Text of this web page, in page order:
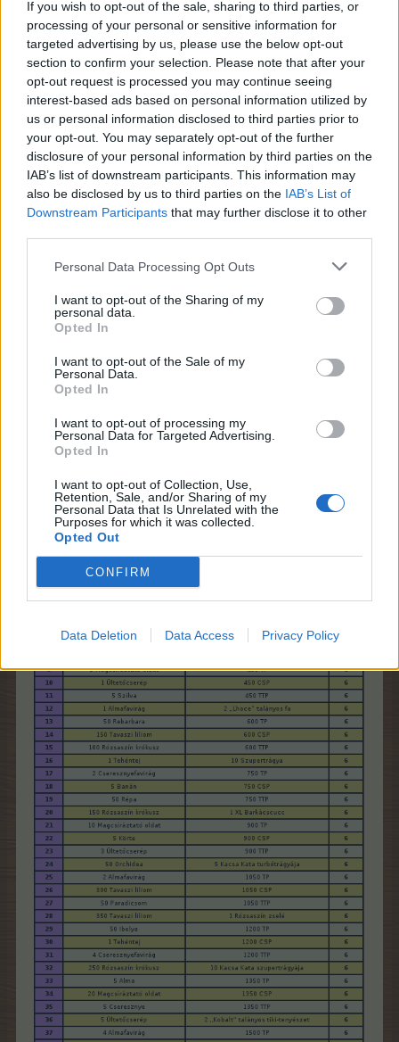
If you wish to opt-out of the sale, sharing to third parties, or
processing of your personal or sensitive information for
targeted advertising by us, please use the below opt-out
section to confirm your selection. Please note that after your
opt-out request is processed you may continue seeing
interest-based ads based on personal information utilized by
us or personal information disclosed to third parties prior to
your opt-out. You may separately opt-out of the further
disclosure of your personal information by third parties on the
IAB’s list of downstream participants. This information may
also be disclosed by us to third parties on the IAB’s List of
Downstream Participants that may further disclose it to other
Personal Data Processing Opt Outs
I want to opt-out of the Sharing of my
personal data.
Opted In
I want to opt-out of the Sale of my
Personal Data.
Opted In
I want to opt-out of processing my
Personal Data for Targeted Advertising.
Opted In
I want to opt-out of Collection, Use,
Retention, Sale, and/or Sharing of my
Personal Data that Is Unrelated with the
Purposes for which it was collected.
Opted Out
CONFIRM
Data Deletion Data Access Privacy Policy
Jobb oldali feladatsor: